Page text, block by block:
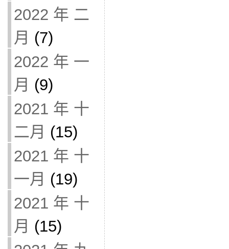
2022 年 二
月 (7)
2022 年 一
月 (9)
2021 年 十
二月 (15)
2021 年 十
一月 (19)
2021 年 十
月 (15)